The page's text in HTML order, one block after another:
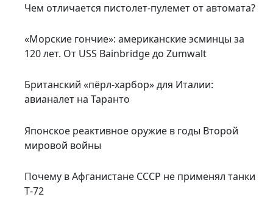
Чем отличается пистолет-пулемет от автомата?
«Морские гончие»: американские эсминцы за
120 лет. От USS Bainbridge до Zumwalt
Британский «пёрл-харбор» для Италии:
авианалет на Таранто
Японское реактивное оружие в годы Второй
мировой войны
Почему в Афганистане СССР не применял танки
Т‑72